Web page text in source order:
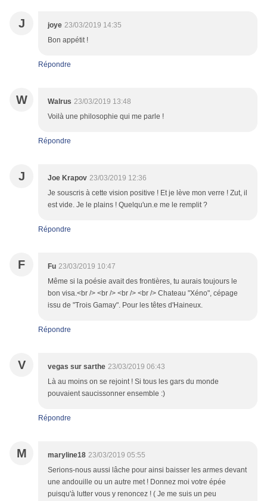
J joye 23/03/2019 14:35
Bon appétit !
Répondre
W Walrus 23/03/2019 13:48
Voilà une philosophie qui me parle !
Répondre
J Joe Krapov 23/03/2019 12:36
Je souscris à cette vision positive ! Et je lève mon verre ! Zut, il
est vide. Je le plains ! Quelqu'un.e me le remplit ?
Répondre
F Fu 23/03/2019 10:47
Même si la poésie avait des frontières, tu aurais toujours le
bon visa.<br /> <br /> <br /> <br /> Chateau "Xéno", cépage
issu de "Trois Gamay". Pour les têtes d'Haineux.
Répondre
V vegas sur sarthe 23/03/2019 06:43
Là au moins on se rejoint ! Si tous les gars du monde
pouvaient saucissonner ensemble :)
Répondre
M maryline18 23/03/2019 05:55
Serions-nous aussi lâche pour ainsi baisser les armes devant
une andouille ou un autre met ! Donnez moi votre épée
puisqu'à lutter vous y renoncez ! ( Je me suis un peu